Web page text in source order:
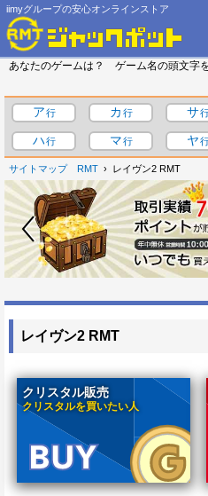
iimyグループの安心オンラインストア
あなたのゲームは？ ゲーム名の頭文字
ア
カ サ
ハ
マ ヤ
サイトマップ RMT レイヴン2 RMT
レイヴン2 RMT
クリスタル販売
クリスタルを買いたい人